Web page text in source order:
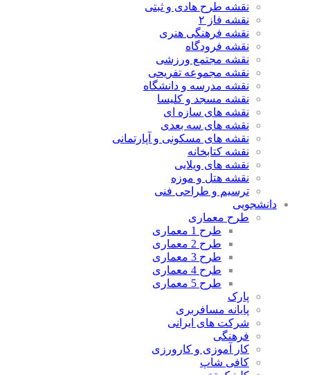
نقشه طرح هادی و ثبتی
نقشه فاز ۲
نقشه فرهنگی هنری
نقشه فرودگاه
نقشه مجتمع ورزشی
نقشه مجموعه تفریحی
نقشه مدرسه و دانشگاه
نقشه مسجد و کلیسا
نقشه های سازه ای
نقشه های سه بعدی
نقشه های مسکونی و آپارتمانی
نقشه کتابخانه
نقشه های ویلایی
نقشه هتل و موزه
ترسیم و طراحی فنی
دانشجویی
طرح معماری
طرح 1 معماری
طرح 2 معماری
طرح 3 معماری
طرح 4 معماری
طرح 5 معماری
پارک
پایانه مسافربری
شرکت های ایرانی
فرهنگی
کار آموزی و کارورزی
کافی شاپ